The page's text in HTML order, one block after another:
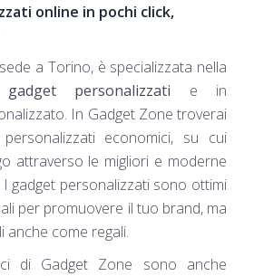
online in pochi click,
a Torino, è specializzata nella
gadget personalizzati e in
In Gadget Zone troverai
economici, su cui
attraverso le migliori e moderne
gadget personalizzati sono ottimi
per promuovere il tuo brand, ma
anche come regali.
di Gadget Zone sono anche